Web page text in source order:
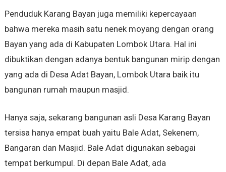
Penduduk Karang Bayan juga memiliki kepercayaan
bahwa mereka masih satu nenek moyang dengan orang
Bayan yang ada di Kabupaten Lombok Utara. Hal ini
dibuktikan dengan adanya bentuk bangunan mirip dengan
yang ada di Desa Adat Bayan, Lombok Utara baik itu
bangunan rumah maupun masjid.
Hanya saja, sekarang bangunan asli Desa Karang Bayan
tersisa hanya empat buah yaitu Bale Adat, Sekenem,
Bangaran dan Masjid. Bale Adat digunakan sebagai
tempat berkumpul. Di depan Bale Adat, ada